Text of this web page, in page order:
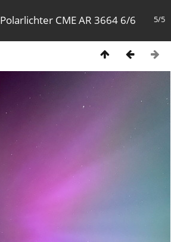
5/5
Polarlichter CME AR 3664 6/6